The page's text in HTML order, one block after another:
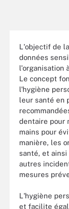
L'objectif de
données
l'organisation
Le concept
l'hygiène
leur santé en
dentaire pour
mains pour
manière, les
santé, et
autres
mesures
L'hygiène
et facilite